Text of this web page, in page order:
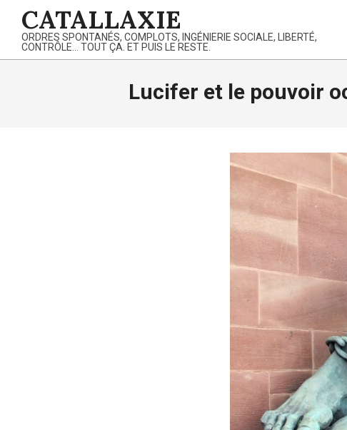
content
CATALLAXIE
ORDRES SPONTANÉS, COMPLOTS, INGÉNIERIE SOCIALE, LIBERTÉ,
CONTRÔLE… TOUT ÇA. ET PUIS LE RESTE.
Lucifer et le pouvoir